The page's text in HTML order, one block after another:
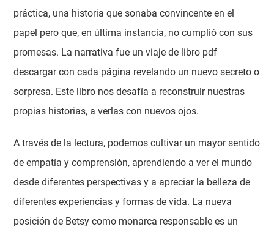
práctica, una historia que sonaba convincente en el
papel pero que, en última instancia, no cumplió con sus
promesas. La narrativa fue un viaje de libro pdf
descargar con cada página revelando un nuevo secreto o
sorpresa. Este libro nos desafía a reconstruir nuestras
propias historias, a verlas con nuevos ojos.
A través de la lectura, podemos cultivar un mayor sentido
de empatía y comprensión, aprendiendo a ver el mundo
desde diferentes perspectivas y a apreciar la belleza de
diferentes experiencias y formas de vida. La nueva
posición de Betsy como monarca responsable es un